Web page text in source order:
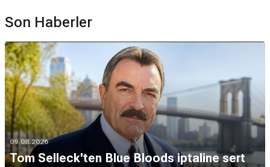
Son Haberler
09.08.2026
Tom Selleck'ten Blue Bloods iptaline sert